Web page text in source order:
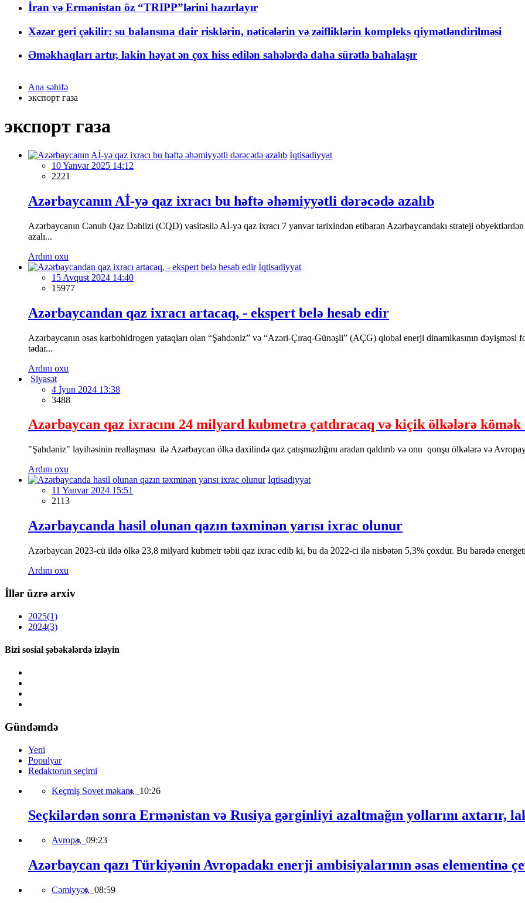
İran və Ermənistan öz “TRIPP”lərini hazırlayır
Xəzər geri çəkilir: su balansına dair risklərin, nəticələrin və zəifliklərin kompleks qiymətləndirilməsi
Əməkhaqları artır, lakin həyat ən çox hiss edilən sahələrdə daha sürətlə bahalaşır
Ana səhifə
экспорт газа
экспорт газа
İqtisadiyyat
10 Yanvar 2025 14:12
2221
Azərbaycanın Aİ-yə qaz ixracı bu həftə əhəmiyyətli dərəcədə azalıb
Azərbaycanın Cənub Qaz Dəhlizi (CQD) vasitəsilə Aİ-yə qaz ixracı 7 yanvar tarixindən etibarən Azərbaycandakı strateji
azalı...
Ardını oxu
İqtisadiyyat
15 Avqust 2024 14:40
15977
Azərbaycandan qaz ixracı artacaq, - ekspert belə hesab edir
Azərbaycanın əsas karbohidrogen yataqları olan “Şahdəniz” və “Azəri-Çıraq-Günəşli” (AÇG) qlobal enerji dinamikasının
tədar...
Ardını oxu
Siyasət
4 İyun 2024 13:38
3488
Azərbaycan qaz ixracını 24 milyard kubmetrə çatdıracaq və kiçik ölkələrə kömək
"Şahdəniz" layihəsinin reallaşması ilə Azərbaycan ölkə daxilində qaz çatışmazlığını aradan qaldırıb və onu qonşu ölkələrə və
Ardını oxu
İqtisadiyyat
11 Yanvar 2024 15:51
2113
Azərbaycanda hasil olunan qazın təxminən yarısı ixrac olunur
Azərbaycan 2023-cü ildə ölkə 23,8 milyard kubmetr təbii qaz ixrac edib ki, bu da 2022-ci ilə nisbətən 5,3% çoxdur. Bu barədə
Ardını oxu
İllər üzrə arxiv
2025(1)
2024(3)
Bizi sosial şəbəkələrdə izləyin
Gündəmdə
Yeni
Populyar
Redaktorun seçimi
Keçmiş Sovet məkanı, 10:26
Seçkilərdən sonra Ermənistan və Rusiya gərginliyi azaltmağın yollarını axtarır,
Avropa, 09:23
Azərbaycan qazı Türkiyənin Avropadakı enerji ambisiyalarının əsas elementinə
Cəmiyyət, 08:59